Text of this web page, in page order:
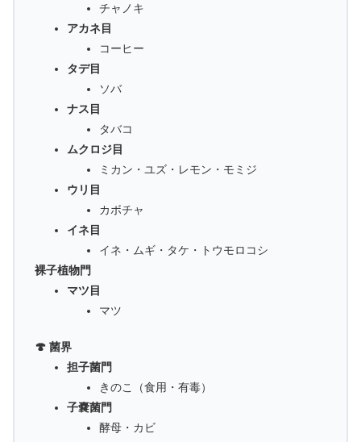
チャノキ
アカネ目
コーヒー
タデ目
ソバ
ナス目
タバコ
ムクロジ目
ミカン・ユズ・レモン・モミジ
ウリ目
カボチャ
イネ目
イネ・ムギ・タケ・トウモロコシ
裸子植物門
マツ目
マツ
🍄 菌界
担子菌門
きのこ（食用・有毒）
子嚢菌門
酵母・カビ